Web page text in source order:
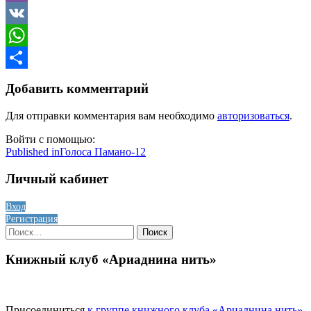
Viber
VK
WhatsApp
Добавить комментарий
Для отправки комментария вам необходимо авторизоваться.
Войти с помощью:
Навигация
по
Published inГолоса Памано-12
Личный кабинет
Вход
Регистрация
Найти:
Книжный клуб «Ариаднина нить»